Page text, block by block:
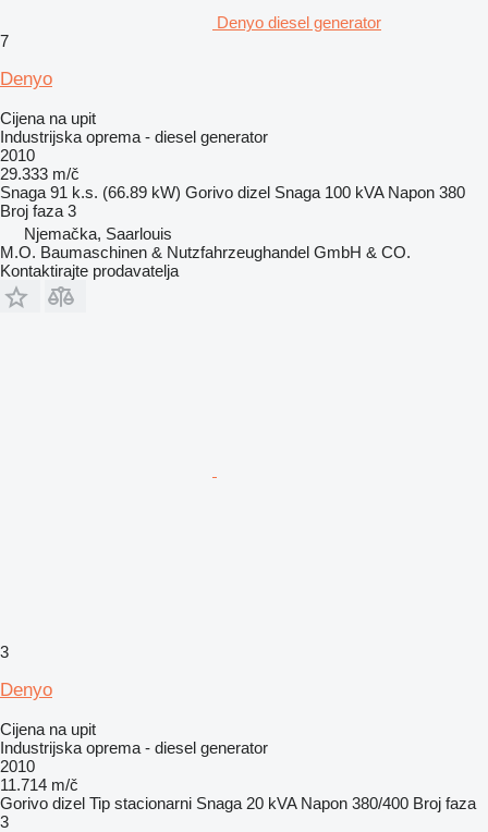
Denyo diesel generator
7
Denyo
Cijena na upit
Industrijska oprema - diesel generator
2010
29.333 m/č
Snaga 91 k.s. (66.89 kW) Gorivo dizel Snaga 100 kVA Napon 380
Broj faza 3
Njemačka, Saarlouis
M.O. Baumaschinen & Nutzfahrzeughandel GmbH & CO.
Kontaktirajte prodavatelja
3
Denyo
Cijena na upit
Industrijska oprema - diesel generator
2010
11.714 m/č
Gorivo dizel Tip stacionarni Snaga 20 kVA Napon 380/400 Broj faza
3